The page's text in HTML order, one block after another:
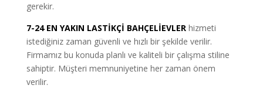
gerekir.
7-24 EN YAKIN LASTİKÇİ BAHÇELİEVLER hizmeti
istediğiniz zaman güvenli ve hızlı bir şekilde verilir.
Firmamız bu konuda planlı ve kaliteli bir çalışma stiline
sahiptir. Müşteri memnuniyetine her zaman önem
verilir.